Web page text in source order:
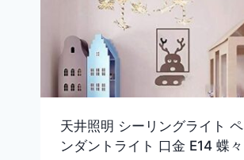
天井照明 シーリングライト ペ
ンダントライト 口金 E14 蝶々